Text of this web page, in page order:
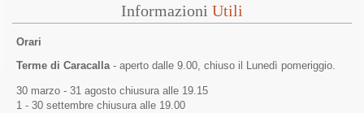
Informazioni Utili
Orari
Terme di Caracalla- aperto dalle 9.00, chiuso il Lunedì pomeriggio.
30 marzo - 31 agosto chiusura alle 19.15
1 - 30 settembre chiusura alle 19.00